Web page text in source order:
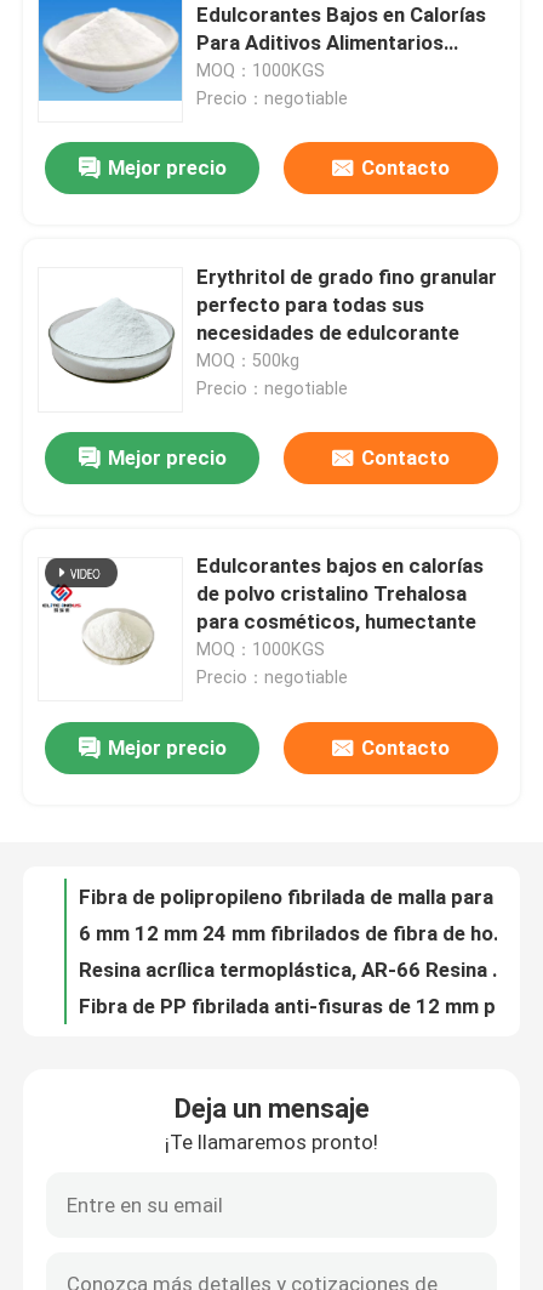
Hogar
Productos
Sobre nosotros
Control de calidad
Éntrenos en contacto con
Edulcorantes bajos en calorías
Alcohol de azúcar
Dextrina resistente
Edulcorantes Bajos en Calorías
Para Aditivos Alimentarios
Cosméticos
MOQ：1000KGS
Precio：negotiable
Mejor precio Contacto
Erythritol de grado fino granular
perfecto para todas sus
necesidades de edulcorante
MOQ：500kg
Precio：negotiable
Mejor precio Contacto
Edulcorantes bajos en calorías
de polvo cristalino Trehalosa
para cosméticos, humectante
MOQ：1000KGS
Precio：negotiable
Mejor precio Contacto
6 mm 12 mm 24 mm fibrilados de fibra de hormigón de refuerzo de polipropileno
Resina acrílica termoplástica, AR-66 Resina acrílica sólida para revestimiento de plástico / contenedores
Deja un mensaje
¡Te llamaremos pronto!